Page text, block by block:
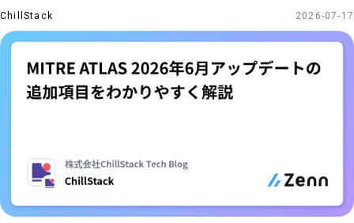
CAREERS
ChillStack 2026-07-17